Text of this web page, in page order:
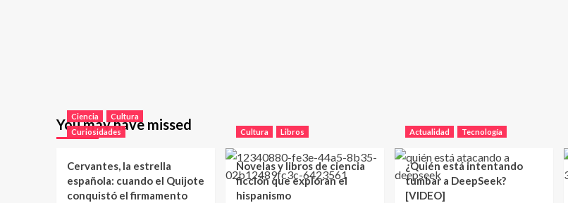
You may have missed
Ciencia
Cultura
Curiosidades
Cervantes, la estrella
española: cuando el Quijote
conquistó el firmamento
Cultura Libros
Novelas y libros de ciencia
ficción que exploran el
hispanismo
Actualidad Tecnología
¿Quién está intentando
tumbar a DeepSeek?
[VIDEO]